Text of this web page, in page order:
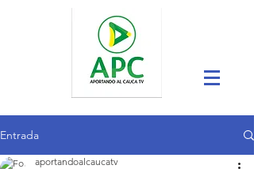
Entrada
aportandoalcaucatv